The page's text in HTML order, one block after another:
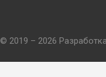
© 2019 – 2026